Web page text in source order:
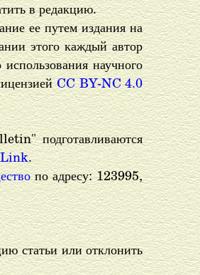
в редакцию.
ее путем издания на
этого каждый автор
научного
CC BY-NC 4.0
подготавливаются
.
по адресу: 123995,
статьи или отклонить